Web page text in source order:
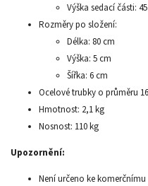
Výška sedací části:
Rozměry po složení:
Délka: 80 cm
Výška: 5 cm
Šířka: 6 cm
Ocelové trubky o průměru
Hmotnost: 2,1 kg
Nosnost: 110 kg
Upozornění:
Není určeno ke